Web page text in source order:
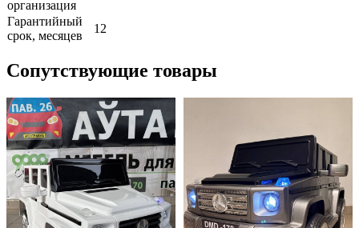
организация
Гарантийный
срок, месяцев
12
Сопутствующие товары